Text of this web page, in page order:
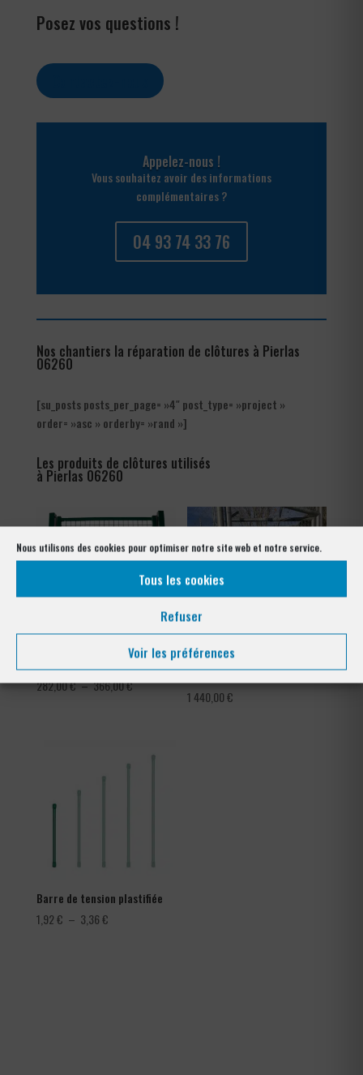
Nous utilisons des cookies pour optimiser notre site web et notre service.
Tous les cookies
Refuser
Voir les préférences
Posez vos questions !
Appelez-nous !
Vous souhaitez avoir des informations
complémentaires ?
04 93 74 33 76
Nos chantiers la réparation de clôtures à Pierlas
06260
[su_posts posts_per_page= »4″ post_type= »project »
order= »asc » orderby= »rand »]
Les produits de clôtures utilisés
à Pierlas 06260
282,00€–366,00€Plage
2,00m
1 440,00€
Barre de tension plastifiée
1,92€ – 3,36€Plage